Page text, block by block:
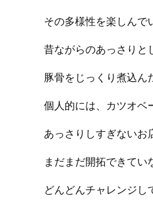
その多様性を楽しんで
昔ながらのあっさりと
豚骨をじっくり煮込ん
個人的には、カツオベ
あっさりしすぎないお
まだまだ開拓できてい
どんどんチャレンジし